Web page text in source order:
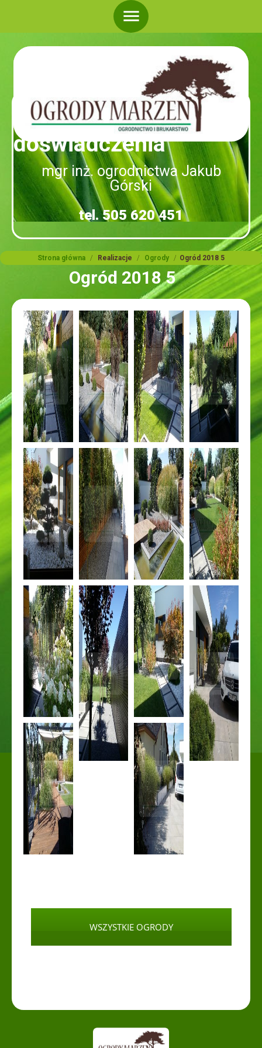
menu
Ponad 20 lat
doświadczenia
mgr inż. ogrodnictwa Jakub
Górski
tel. 505 620 451
Strona główna / Realizacje / Ogrody / Ogród 2018 5
Ogród 2018 5
WSZYSTKIE OGRODY